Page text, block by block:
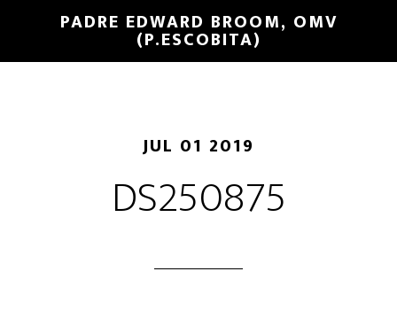
PADRE EDWARD BROOM, OMV
(P.ESCOBITA)
JUL 01 2019
DS250875